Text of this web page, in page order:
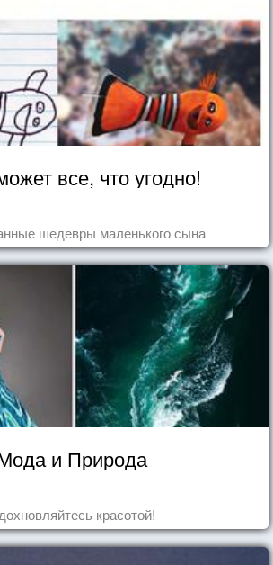
все, что угодно!
шедевры маленького сына
и Природа
красотой!